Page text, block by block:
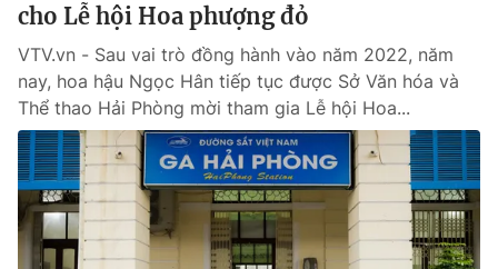
cho Lễ hội Hoa phượng đỏ
VTV.vn - Sau vai trò đồng hành vào năm 2022, năm
nay, hoa hậu Ngọc Hân tiếp tục được Sở Văn hóa và
Thể thao Hải Phòng mời tham gia Lễ hội Hoa...